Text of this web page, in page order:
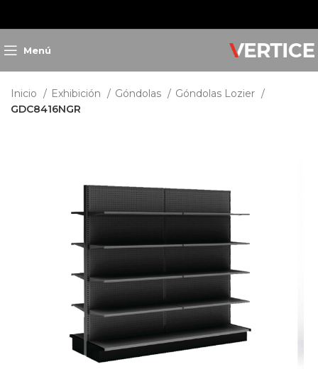
Menú
Inicio Exhibición Góndolas
Góndolas Lozier
GDC8416NGR